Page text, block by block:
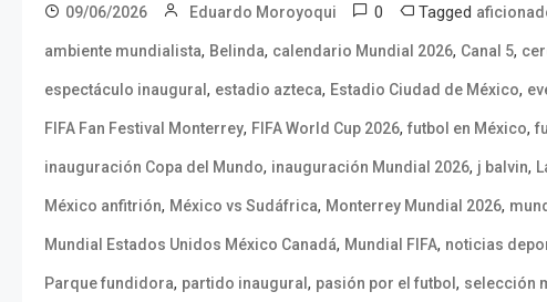
09/06/2026 Eduardo Moroyoqui 0 Tagged
ambiente mundialista, Belinda, calendario Mundial 2026, Canal 5,
espectáculo inaugural , estadio azteca, Estadio Ciudad de México,
FIFA Fan Festival Monterrey, FIFA World Cup 2026, futbol en México,
inauguración Copa del Mundo, inauguración Mundial 2026, j balvin,
México anfitrión, México vs Sudáfrica, Monterrey Mundial 2026,
Mundial Estados Unidos México Canadá, Mundial FIFA, noticias
Parque fundidora, partido inaugural , pasión por el futbol , selección